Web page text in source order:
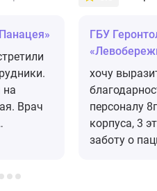
на
Врач
ГБУ
хочу
персоналу
корпуса, 3
заботу о